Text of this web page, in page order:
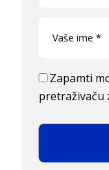
Zapamti
pretraživaču